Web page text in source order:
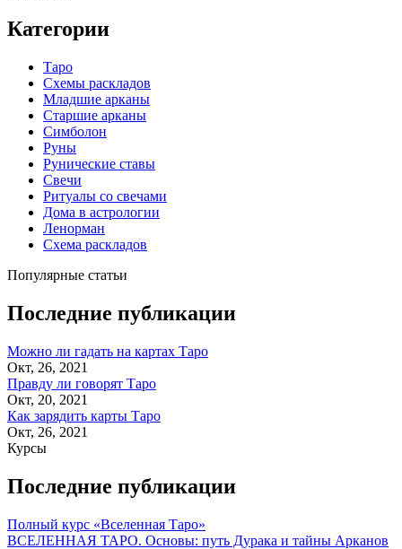
Категории
Таро
Схемы раскладов
Младшие арканы
Старшие арканы
Симболон
Руны
Рунические ставы
Свечи
Ритуалы со свечами
Дома в астрологии
Ленорман
Схема раскладов
Популярные статьи
Последние публикации
Можно ли гадать на картах Таро
Окт, 26, 2021
Правду ли говорят Таро
Окт, 20, 2021
Как зарядить карты Таро
Окт, 26, 2021
Курсы
Последние публикации
Полный курс «Вселенная Таро»
ВСЕЛЕННАЯ ТАРО. Основы: путь Дурака и тайны Арканов